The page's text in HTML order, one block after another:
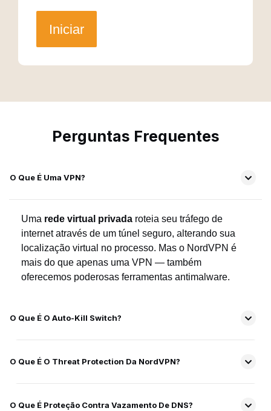
Iniciar
Perguntas Frequentes
O Que É Uma VPN?
Uma rede virtual privada roteia seu tráfego de
internet através de um túnel seguro, alterando sua
localização virtual no processo. Mas o NordVPN é
mais do que apenas uma VPN — também
oferecemos poderosas ferramentas antimalware.
O Que É O Auto-Kill Switch?
O Que É O Threat Protection Da NordVPN?
O Que É Proteção Contra Vazamento De DNS?